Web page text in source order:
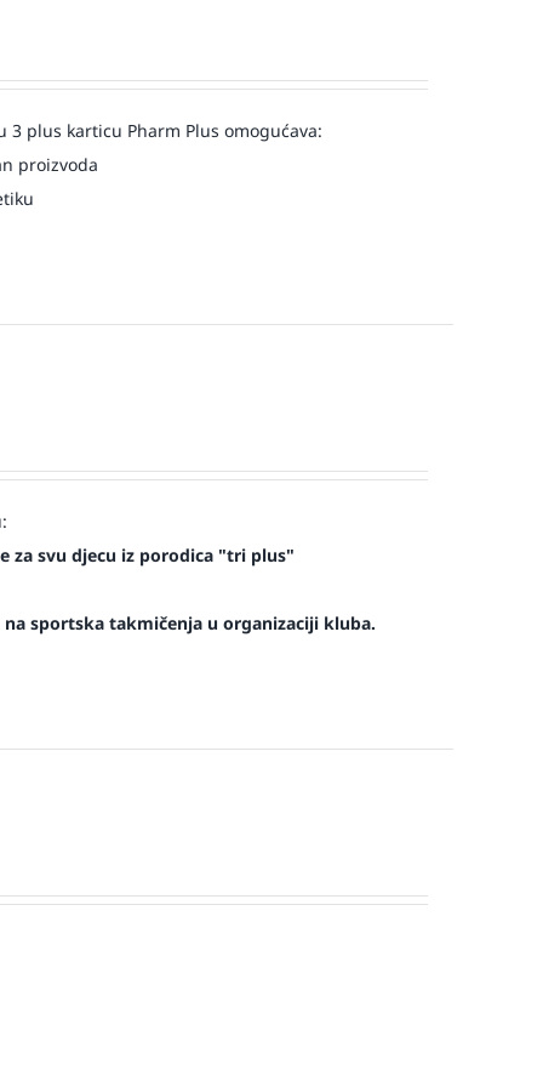
3 plus karticu Pharm Plus omogućava:
proizvoda
za svu djecu iz porodica "tri plus"
sportska takmičenja u organizaciji kluba.